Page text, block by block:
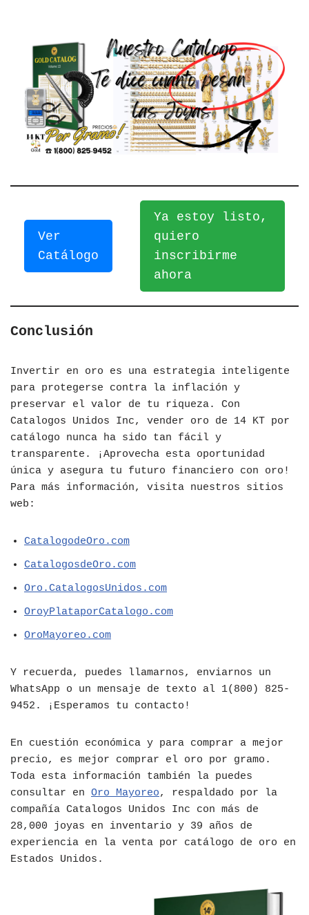
Ver
Catálogo
Ya estoy listo,
quiero
inscribirme
ahora
Conclusión
Invertir en oro es una estrategia inteligente
para protegerse contra la inflación y
preservar el valor de tu riqueza. Con
Catalogos Unidos Inc, vender oro de 14 KT por
catálogo nunca ha sido tan fácil y
transparente. ¡Aprovecha esta oportunidad
única y asegura tu futuro financiero con oro!
Para más información, visita nuestros sitios
web:
CatalogodeOro.com
CatalogosdeOro.com
Oro.CatalogosUnidos.com
OroyPlataporCatalogo.com
OroMayoreo.com
Y recuerda, puedes llamarnos, enviarnos un
WhatsApp o un mensaje de texto al 1(800) 825-
9452. ¡Esperamos tu contacto!
En cuestión económica y para comprar a mejor
precio, es mejor comprar el oro por gramo.
Toda esta información también la puedes
consultar en Oro Mayoreo, respaldado por la
compañía Catalogos Unidos Inc con más de
28,000 joyas en inventario y 39 años de
experiencia en la venta por catálogo de oro en
Estados Unidos.